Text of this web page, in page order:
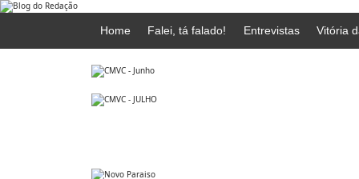
Home Falei, tá falado! Entrevistas Vitória